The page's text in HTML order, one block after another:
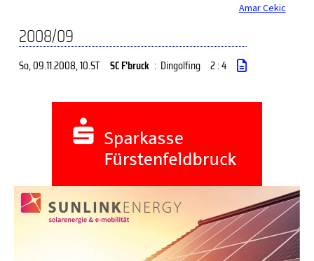
Amar Cekic
2008/09
So, 09.11.2008, 10.ST SC F'bruck : Dingolfing 2 : 4